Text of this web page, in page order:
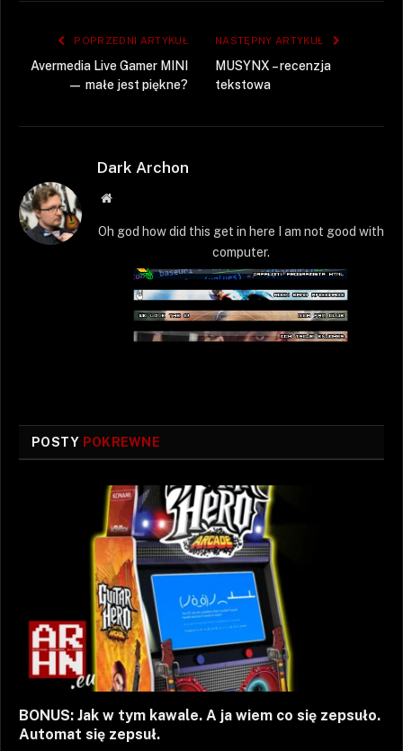
POPRZEDNI ARTYKUŁ
Avermedia Live Gamer MINI
— małe jest piękne?
NASTĘPNY ARTYKUŁ
MUSYNX – recenzja
tekstowa
Dark Archon
Strona
Oh god how did this get in here I am not good with
computer.
POSTY POKREWNE
BONUS: Jak w tym kawale. A ja wiem co się zepsuło.
Automat się zepsuł.